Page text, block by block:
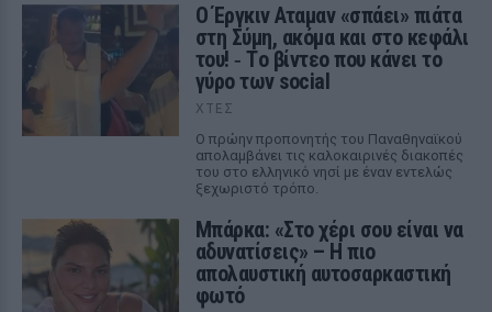
Ο Έργκιν Αταμαν «σπάει» πιάτα
στη Σύμη, ακόμα και στο κεφάλι
του! ‑ Tο βίντεο που κάνει το
γύρο των social
ΧΤΕΣ
Ο πρώην προπονητής του Παναθηναϊκού
απολαμβάνει τις καλοκαιρινές διακοπές
του στο ελληνικό νησί με έναν εντελώς
ξεχωριστό τρόπο.
Μπάρκα: «Στο χέρι σου είναι να
αδυνατίσεις» – Η πιο
απολαυστική αυτοσαρκαστική
φωτό